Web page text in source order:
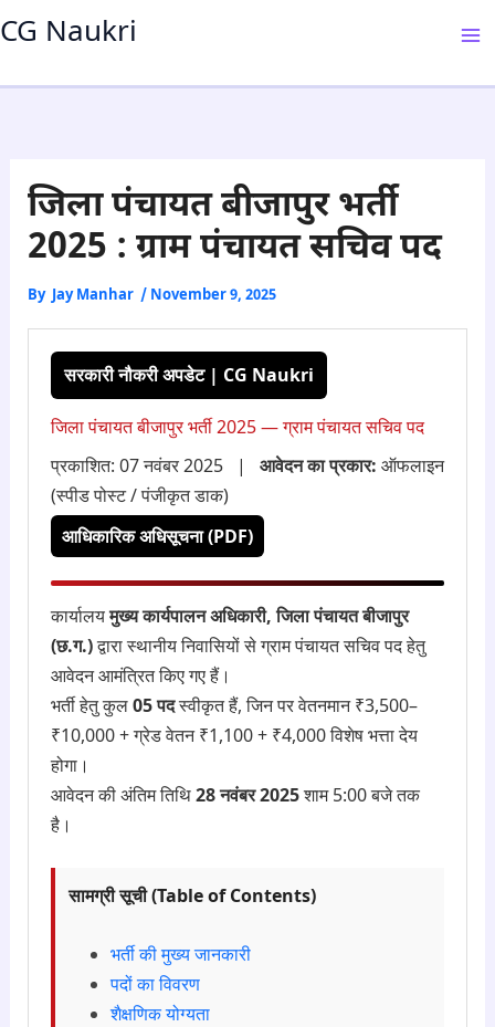
to
CG Naukri
जिला पंचायत बीजापुर भर्ती
2025 : ग्राम पंचायत सचिव पद
By Jay Manhar / November 9, 2025
सरकारी नौकरी अपडेट | CG Naukri
जिला पंचायत बीजापुर भर्ती 2025 — ग्राम पंचायत सचिव पद
प्रकाशित: 07 नवंबर 2025 | आवेदन का प्रकार: ऑफलाइन
(स्पीड पोस्ट / पंजीकृत डाक)
आधिकारिक अधिसूचना (PDF)
कार्यालयमुख्य कार्यपालन अधिकारी, जिला पंचायत बीजापुर
(छ.ग.)द्वारा स्थानीय निवासियों से ग्राम पंचायत सचिव पद हेतु
आवेदन आमंत्रित किए गए हैं।
भर्ती हेतु कुल05 पदस्वीकृत हैं, जिन पर वेतनमान ₹3,500–
₹10,000 + ग्रेड वेतन ₹1,100 + ₹4,000 विशेष भत्ता देय
होगा।
आवेदन की अंतिम तिथि28 नवंबर 2025शाम 5:00 बजे तक
है।
सामग्री सूची (Table of Contents)
भर्ती की मुख्य जानकारी
पदों का विवरण
शैक्षणिक योग्यता